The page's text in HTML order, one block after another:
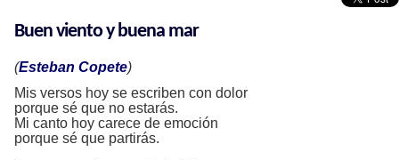
Buen viento y buena mar
(Esteban Copete)
Mis versos hoy se escriben con dolor
porque sé que no estarás.
Mi canto hoy carece de emoción
porque sé que partirás.